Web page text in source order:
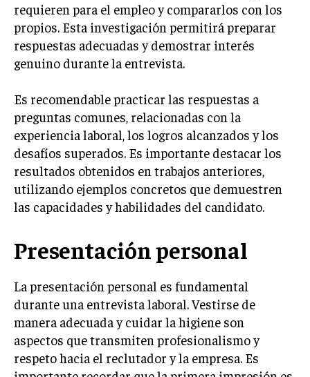
LIFESTYLE
ESTRATEGIAS DE MARKETING
AGENCIAS DE MARKETING
AGENCIAS DE POSICIONAMIENTO WEB SEO
VENTA DE ENLACES
MARKETING DIGITAL
PUBLICIDAD
VENTAS Y PERSUASIÓN
COMUNICACIÓN CORPORATIVA
GESTIÓN DE MARCA
INVESTIGACIÓN DE MERCADO
requieren para el empleo y compararlos con los
propios. Esta investigación permitirá preparar
respuestas adecuadas y demostrar interés
genuino durante la entrevista.
Es recomendable practicar las respuestas a
preguntas comunes, relacionadas con la
experiencia laboral, los logros alcanzados y los
desafíos superados. Es importante destacar los
resultados obtenidos en trabajos anteriores,
utilizando ejemplos concretos que demuestren
las capacidades y habilidades del candidato.
Presentación personal
La presentación personal es fundamental
durante una entrevista laboral. Vestirse de
manera adecuada y cuidar la higiene son
aspectos que transmiten profesionalismo y
respeto hacia el reclutador y la empresa. Es